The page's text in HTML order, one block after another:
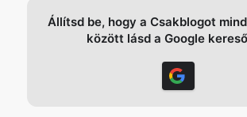
Állítsd be, hogy a Csakblogot
között lásd a Google